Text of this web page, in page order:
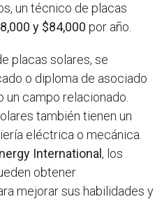
un técnico de placas
y $84,000 por año.
placas solares, se
o diploma de asociado
un campo relacionado.
también tienen un
eléctrica o mecánica.
International , los
obtener
mejorar sus habilidades y